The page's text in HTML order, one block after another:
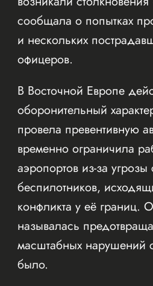
сообщала о попытках
и нескольких
офицеров.
В Восточной Европе
оборонительный
провела превентивную
временно ограничила
аэропортов из-за
беспилотников,
конфликта у её границ.
называлась
масштабных нарушений
было.